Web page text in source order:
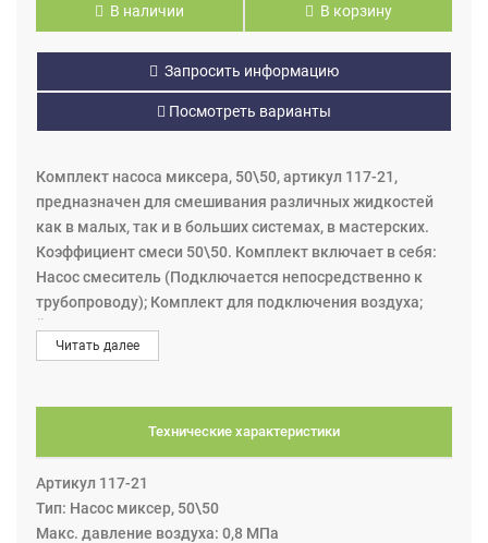
В наличии В корзину
Запросить информацию
Посмотреть варианты
Комплект насоса миксера, 50\50, артикул 117-21,
предназначен для смешивания различных жидкостей
как в малых, так и в больших системах, в мастерских.
Коэффициент смеси 50\50. Комплект включает в себя:
Насос смеситель (Подключается непосредственно к
трубопроводу); Комплект для подключения воздуха;
Ёмкость для воды; Шланг выпускной L = 1м x 1/2”; Шланг
всасывающий L = 2,5м x 3/4”. Наши насосы миксеры
идеальная смесь. Идеально работает в
широкий ассортимент аксессуаров. Внимание! В работе
с оборудованием не используйте
легковоспламеняющиеся жидкости.
Читать далее
Технические характеристики
Артикул 117-21
Тип: Насос миксер, 50\50
Макс. давление воздуха: 0,8 МПа